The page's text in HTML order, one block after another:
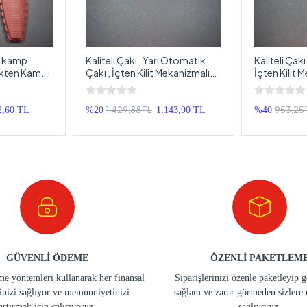
kamp
Kamp
TL
Kaliteli Çakı , Yarı Otomatik
Çakı , İçten Kilit Mekanizmalı
İthal Çakı , Kaliteli Çelik Çakı
%20 1.429,88 TL 1.143,90 TL
Kaliteli
İçten Kilit
Çakı ,
%40 953,25
GÜVENLİ ÖDEME
yöntemleri kullanarak her finansal
sağlıyor ve memnuniyetinizi
ÖZENLİ
Siparişlerinizi özenle paketleyip
sağlam ve zarar görmeden sizlere